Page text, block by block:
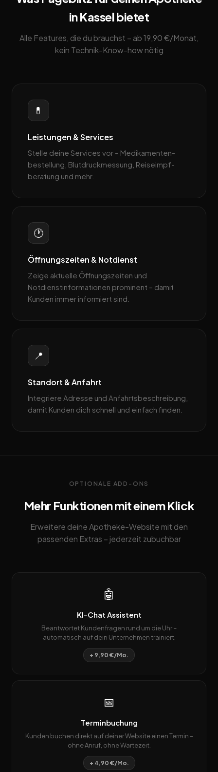
in Kassel bietet
Alle Features, die du brauchst – ab 19,90 €/Monat,
kein Technik-Know-how nötig
💊
Leistungen & Services
Stelle deine Services vor – Medikamenten­
bestellung, Blutdruckmessung, Reiseimpf­
beratung und mehr.
🕐
Öffnungszeiten & Notdienst
Zeige aktuelle Öffnungszeiten und
Notdienstinformationen prominent – damit
Kunden immer informiert sind.
📍
Standort & Anfahrt
Integriere Adresse und Anfahrtsbeschreibung,
damit Kunden dich schnell und einfach finden.
OPTIONALE ADD-ONS
Mehr Funktionen mit einem Klick
Erweitere deine Apotheke-Website mit den
passenden Extras – jederzeit zubuchbar
🤖
KI-Chat Assistent
Beantwortet Kundenfragen rund um die Uhr –
automatisch auf dein Unternehmen trainiert.
+ 9,90 €/Mo.
📅
Terminbuchung
Kunden buchen direkt auf deiner Website einen Termin –
ohne Anruf, ohne Wartezeit.
+ 4,90 €/Mo.